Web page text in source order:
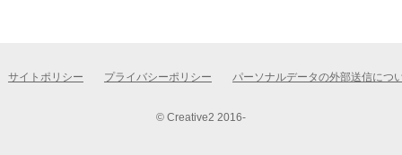
サイトポリシー プライバシーポリシー パーソナルデータの外部送信につ
© Creative2 2016-